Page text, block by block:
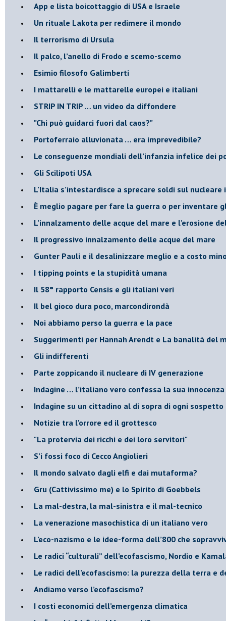
App e lista boicottaggio di USA e Israele
​Un rituale Lakota per redimere il mondo
Il terrorismo di Ursula
​Il palco, l’anello di Frodo e scemo-scemo
Esimio filosofo Galimberti
​I mattarelli e le mattarelle europei e italiani
​STRIP IN TRIP … un video da diffondere
"Chi può guidarci fuori dal caos?"
​Portoferraio alluvionata … era imprevedibile?
Le conseguenze mondiali dell’infanzia infelice dei
​Gli Scilipoti USA
L’Italia s’intestardisce a sprecare soldi sul
È meglio pagare per fare la guerra o per inventare
​L’innalzamento delle acque del mare e l’erosione
​Il progressivo innalzamento delle acque del mare
​Gunter Pauli e il desalinizzare meglio e a costo
I tipping points e la stupidità umana
​Il 58° rapporto Censis e gli italiani veri
​Il bel gioco dura poco, marcondirondà
Noi abbiamo perso la guerra e la pace
Suggerimenti per Hannah Arendt e La banalità del
​Gli indifferenti
Parte zoppicando il nucleare di IV generazione
​Indagine … l’italiano vero confessa la sua innocenza
Indagine su un cittadino al di sopra di ogni sospetto
Notizie tra l'orrore ed il grottesco
"La protervia dei ricchi e dei loro servitori"
S’i fossi foco di Cecco Angiolieri
​Il mondo salvato dagli elfi e dai mutaforma?
Gru (Cattivissimo me) e lo Spirito di Goebbels
​La mal-destra, la mal-sinistra e il mal-tecnico
​La venerazione masochistica di un italiano vero
​L’eco-nazismo e le idee-forma dell’800 che
​Le radici “culturali” dell’ecofascismo, Nordio e
Le radici dell’ecofascismo: la purezza della terra e
Andiamo verso l’ecofascismo?
I costi economici dell’emergenza climatica